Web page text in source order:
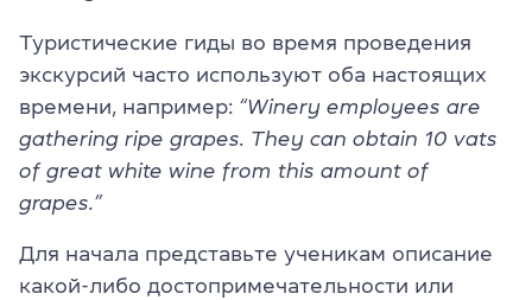
Туристические гиды во время проведения
экскурсий часто используют оба настоящих
времени, например: “Winery employees are
gathering ripe grapes. They can obtain 10 vats
of great white wine from this amount of
grapes.”
Для начала представьте ученикам описание
какой-либо достопримечательности или